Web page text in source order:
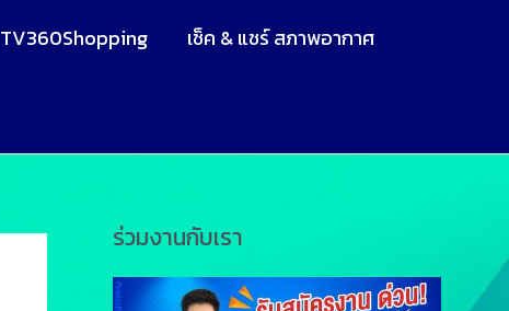
TV360Shopping เช็ค & แชร์ สภาพอากาศ
ร่วมงานกับเรา